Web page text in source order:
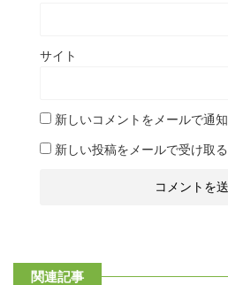
サイト
新しいコメントをメールで通知
新しい投稿をメールで受け取る
関連記事